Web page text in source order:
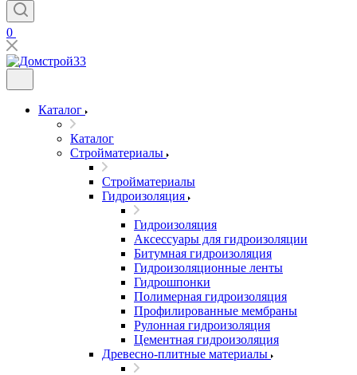
0
Каталог
Каталог
Стройматериалы
Стройматериалы
Гидроизоляция
Гидроизоляция
Аксессуары для гидроизоляции
Битумная гидроизоляция
Гидроизоляционные ленты
Гидрошпонки
Полимерная гидроизоляция
Профилированные мембраны
Рулонная гидроизоляция
Цементная гидроизоляция
Древесно-плитные материалы